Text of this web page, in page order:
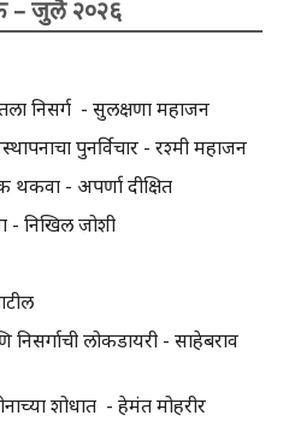
– जुलै २०२६
निसर्ग - सुलक्षणा महाजन
पुनर्विचार - रश्मी महाजन
- अपर्णा दीक्षित
- निखिल जोशी
लोकडायरी - साहेबराव
शोधात - हेमंत मोहरीर